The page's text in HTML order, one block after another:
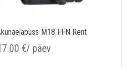
M18 FFN Rent
€/ päev